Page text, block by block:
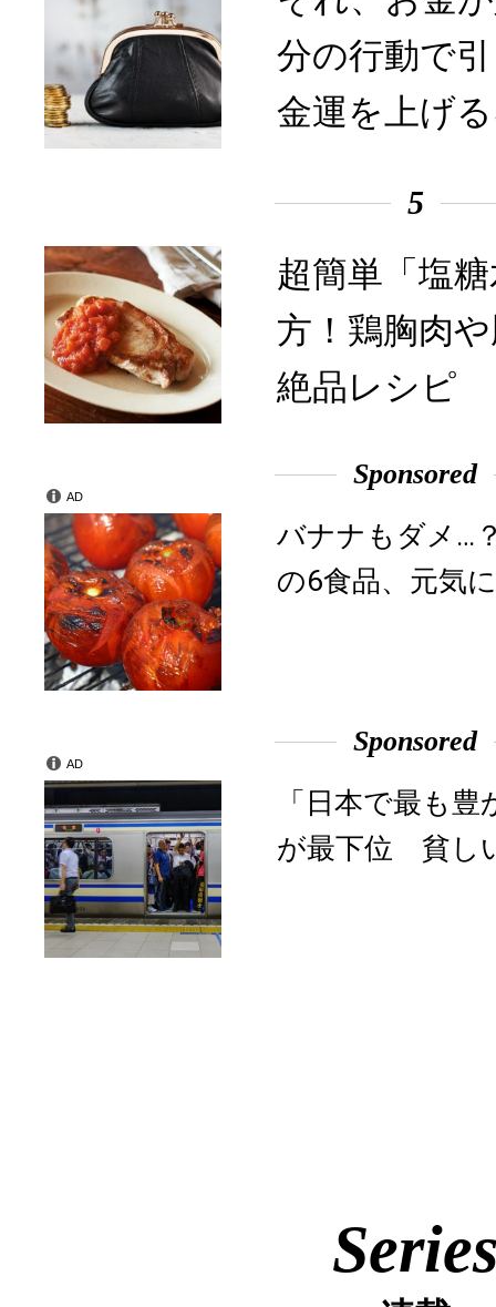
分の行動で
金運を上げ
5
超簡単「塩
方！鶏胸肉
絶品レシピ
Sponsored
バナナもダメ…
の6食品、元気
AD
Sponsored
「日本で最も
が最下位 貧し
AD